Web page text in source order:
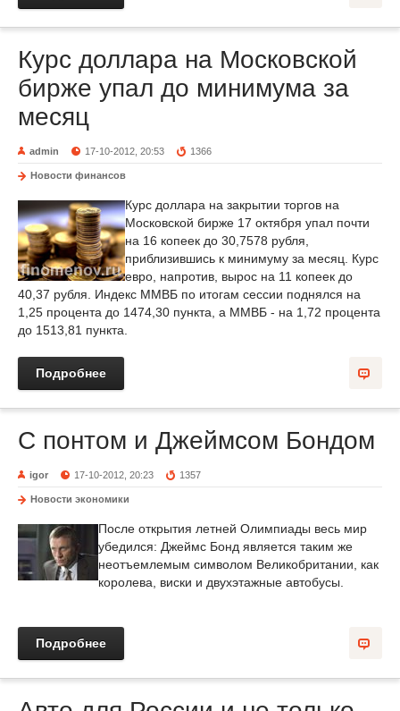
Курс доллара на Московской
бирже упал до минимума за
месяц
admin 17-10-2012, 20:53 1366
Новости финансов
Курс доллара на закрытии торгов на
Московской бирже 17 октября упал почти
на 16 копеек до 30,7578 рубля,
приблизившись к минимуму за месяц. Курс
евро, напротив, вырос на 11 копеек до
40,37 рубля. Индекс ММВБ по итогам сессии поднялся на
1,25 процента до 1474,30 пункта, а ММВБ - на 1,72 процента
до 1513,81 пункта.
Подробнее
С понтом и Джеймсом Бондом
igor 17-10-2012, 20:23 1357
Новости экономики
После открытия летней Олимпиады весь мир
убедился: Джеймс Бонд является таким же
неотъемлемым символом Великобритании, как
королева, виски и двухэтажные автобусы.
Подробнее